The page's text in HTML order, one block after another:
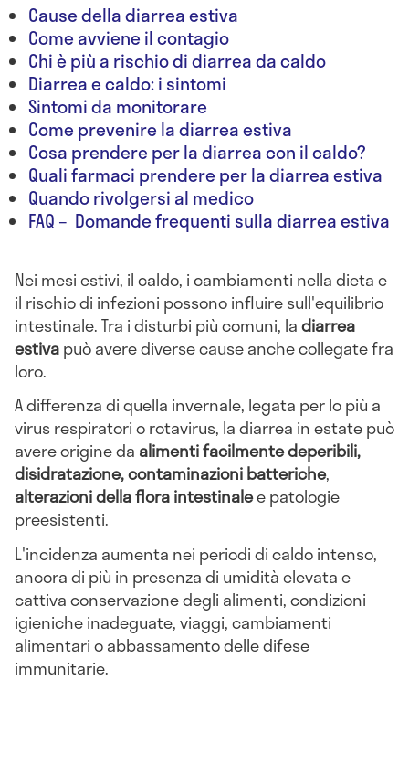
Cause della diarrea estiva
Come avviene il contagio
Chi è più a rischio di diarrea da caldo
Diarrea e caldo: i sintomi
Sintomi da monitorare
Come prevenire la diarrea estiva
Cosa prendere per la diarrea con il caldo?
Quali farmaci prendere per la diarrea estiva
Quando rivolgersi al medico
FAQ – Domande frequenti sulla diarrea estiva
Nei mesi estivi, il caldo, i cambiamenti nella dieta e
il rischio di infezioni possono influire sull'equilibrio
intestinale. Tra i disturbi più comuni, ladiarrea
estivapuò avere diverse cause anche collegate fra
loro.
A differenza di quella invernale, legata per lo più a
virus respiratori o rotavirus, la diarrea in estate può
avere origine da alimenti facilmente deperibili,
disidratazione, contaminazioni batteriche,
alterazioni della flora intestinalee patologie
preesistenti.
L'incidenza aumenta nei periodi di caldo intenso,
ancora di più in presenza di umidità elevata e
cattiva conservazione degli alimenti, condizioni
igieniche inadeguate, viaggi, cambiamenti
alimentari o abbassamento delle difese
immunitarie.